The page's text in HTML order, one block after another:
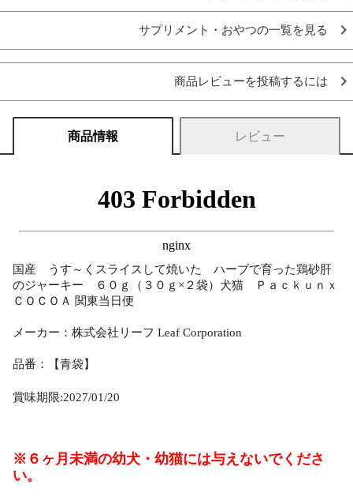
サプリメント・おやつの一覧を見る
商品レビューを投稿するには
商品情報 レビュー
国産 うす～くスライスして焼いた ハーブで育った鶏砂肝
のジャーキー ６０ｇ（３０ｇ×２袋）犬猫 Ｐａｃｋｕｎｘ
ＣＯＣＯＡ 関東当日便
メーカー：株式会社リーフ Leaf Corporation
品番：【青袋】
賞味期限:2027/01/20
※６ヶ月未満の幼犬・幼猫には与えないでくださ
い。